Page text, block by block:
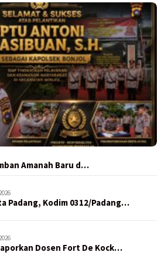
Amanah Baru d…
Padang, Kodim 0312/Padang…
Dosen Fort De Kock…